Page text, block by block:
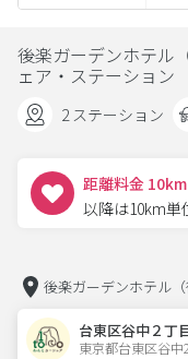
後楽ガーデンホテル
ェア・ステーション
2 ステーション
距離料金 10km
以降は10km単
後楽ガーデンホテル
台東区谷中２丁
東京都台東区谷中